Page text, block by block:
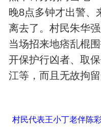
晚8点多钟才出警、
离去了。村民朱华
当场招来地痞乱棍
开保护行凶者、取
江等，而且无故拘留
村民代表王小丁老伴陈